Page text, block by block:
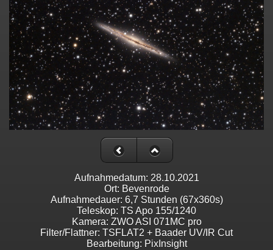
Aufnahmedatum: 28.10.2021
Ort: Bevenrode
Aufnahmedauer: 6,7 Stunden (67x360s)
Teleskop: TS Apo 155/1240
Kamera: ZWO ASI 071MC pro
Filter/Flattner: TSFLAT2 + Baader UV/IR Cut
Bearbeitung: PixInsight